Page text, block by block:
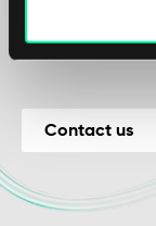
Contact us